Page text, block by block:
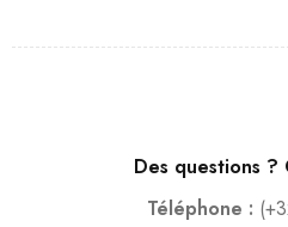
Des questions ?
Téléphone :